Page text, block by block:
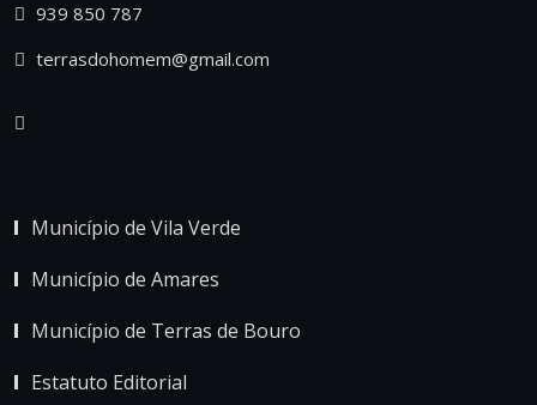
939 850 787
terrasdohomem@gmail.com
Município de Vila Verde
Município de Amares
Município de Terras de Bouro
Estatuto Editorial